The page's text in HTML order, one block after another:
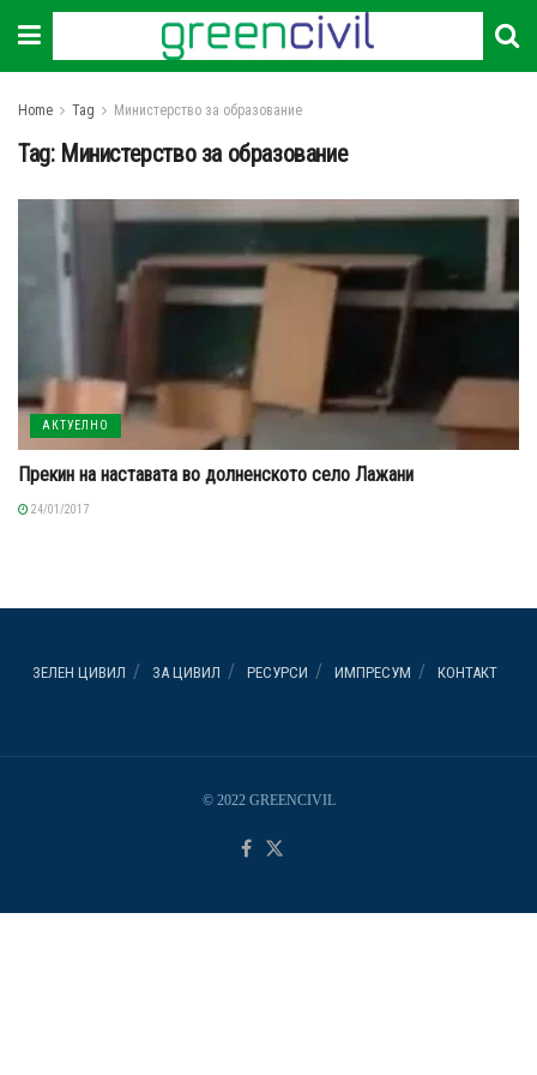
Home Tag Министерство за образование
Tag: Министерство за образование
АКТУЕЛНО
Прекин на наставата во долненското село Лажани
24/01/2017
ЗЕЛЕН ЦИВИЛ ЗА ЦИВИЛ РЕСУРСИ ИМПРЕСУМ КОНТАКТ
© 2022 GREENCIVIL